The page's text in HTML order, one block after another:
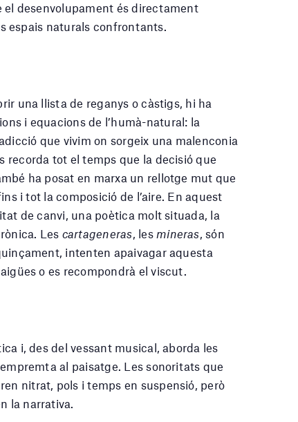
el desenvolupament és directament
espais naturals confrontants.
una llista de reganys o càstigs, hi ha
i equacions de l’humà-natural: la
que vivim on sorgeix una malenconia
tot el temps que la decisió que
ha posat en marxa un rellotge mut que
i tot la composició de l’aire. En aquest
de canvi, una poètica molt situada, la
Les cartageneras, les mineras, són
intenten apaivagar aquesta
o es recompondrà el viscut.
i, des del vessant musical, aborda les
al paisatge. Les sonoritats que
nitrat, pols i temps en suspensió, però
la narrativa.